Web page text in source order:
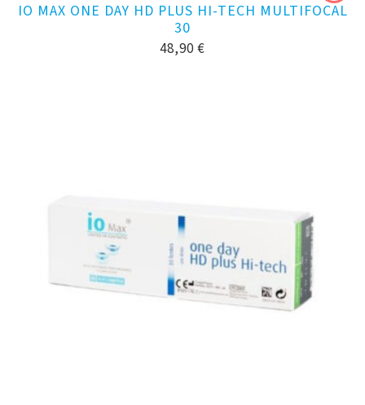
IO MAX ONE DAY HD PLUS HI-TECH MULTIFOCAL
30
48,90 €